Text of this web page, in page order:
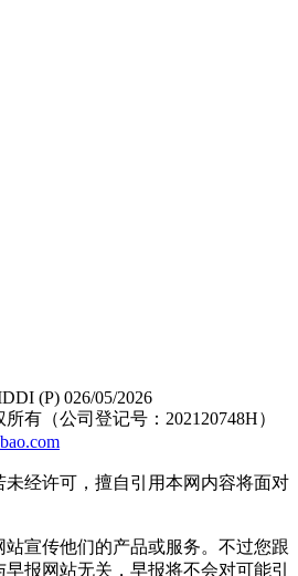
(P) 026/05/2026
有（公司登记号：202120748H）
经许可，擅自引用本网内容将面对
宣传他们的产品或服务。不过您跟
报网站无关，早报将不会对可能引